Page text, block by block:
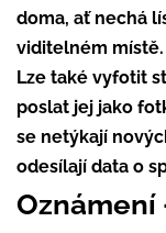
doma, ať nechá
viditelném místě.
Lze také vyfotit
poslat jej jako
se netýkají
odesílají data o
Oznámení